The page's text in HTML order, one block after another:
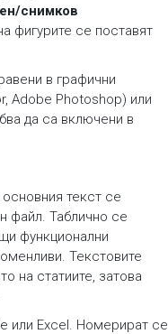
снимков
фигурите се поставят
в графични
Adobe Photoshop) или
да са включени в
текст се
файл. Таблично се
функционални
Текстовите
на статиите, затова
или Excel. Номерират се